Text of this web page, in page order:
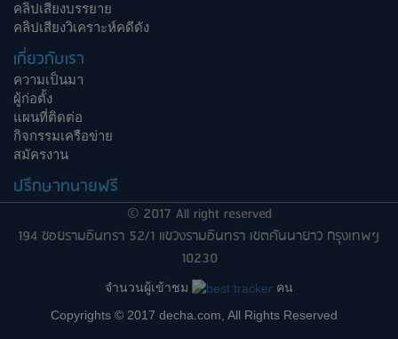
คลิปเสียงบรรยาย
คลิปเสียงวิเคราะห์คดีดัง
เกี่ยวกับเรา
ความเป็นมา
ผู้ก่อตั้ง
แผนที่ติดต่อ
กิจกรรมเครือข่าย
สมัครงาน
ปรึกษาทนายฟรี
© 2017 All right reserved
194 ซอยรามอินทรา 52/1 แขวงรามอินทรา เขตคันนายาว กรุงเทพฯ
10230
จำนวนผู้เข้าชม
คน
Copyrights © 2017 decha.com, All Rights Reserved